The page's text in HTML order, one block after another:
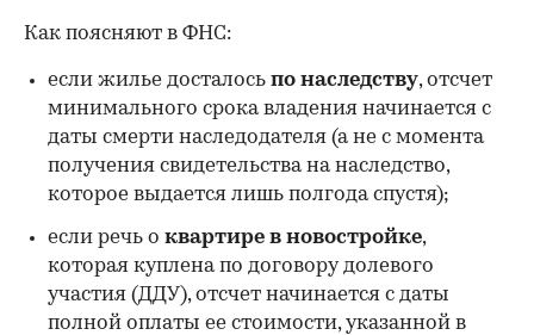
Как поясняют в ФНС:
если жилье досталось по наследству, отсчет
минимального срока владения начинается с
даты смерти наследодателя (а не с момента
получения свидетельства на наследство,
которое выдается лишь полгода спустя);
если речь о квартире в новостройке,
которая куплена по договору долевого
участия (ДДУ), отсчет начинается с даты
полной оплаты ее стоимости, указанной в